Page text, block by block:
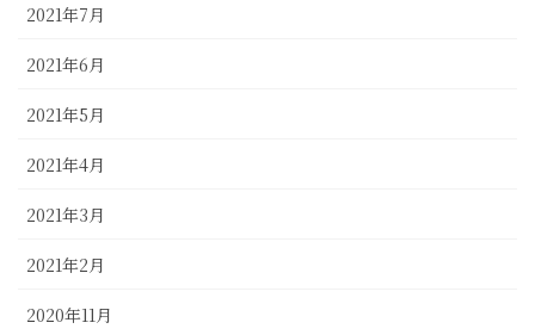
2021年7月
2021年6月
2021年5月
2021年4月
2021年3月
2021年2月
2020年11月